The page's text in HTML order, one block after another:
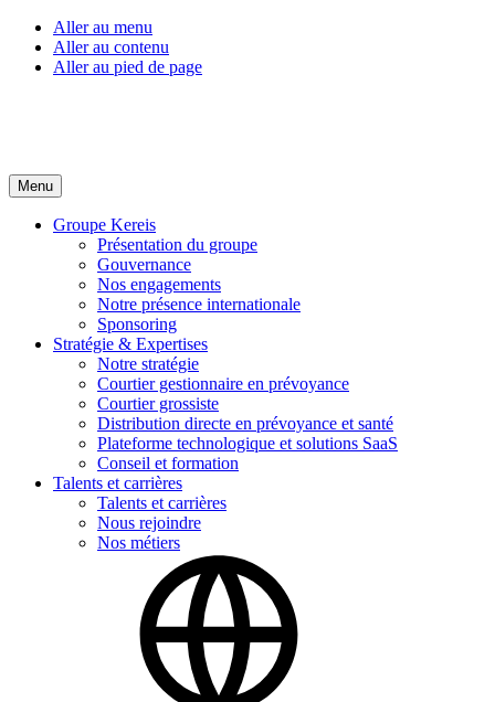
Aller au menu
Aller au contenu
Aller au pied de page
Menu
Groupe Kereis
Présentation du groupe
Gouvernance
Nos engagements
Notre présence internationale
Sponsoring
Stratégie & Expertises
Notre stratégie
Courtier gestionnaire en prévoyance
Courtier grossiste
Distribution directe en prévoyance et santé
Plateforme technologique et solutions SaaS
Conseil et formation
Talents et carrières
Talents et carrières
Nous rejoindre
Nos métiers